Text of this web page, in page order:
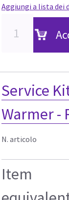
Aggiungi a lista dei
Service
Warmer -
N. articolo
Item